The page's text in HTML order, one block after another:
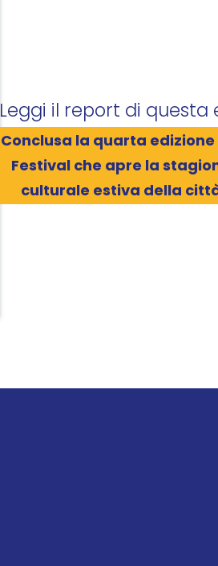
Leggi il report di questa
Conclusa la quarta
Festival che apre la
culturale estiva della